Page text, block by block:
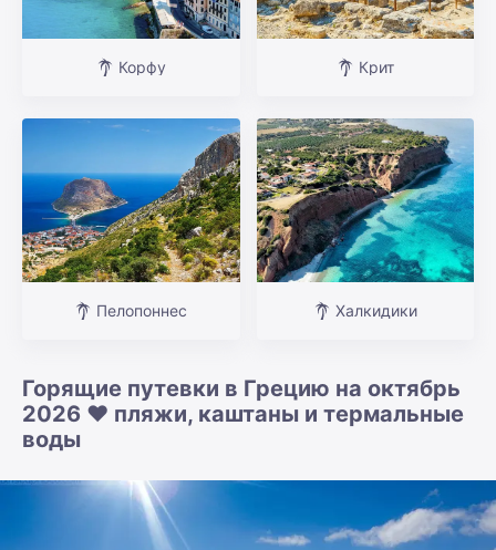
Корфу Крит
Пелопоннес Халкидики
Горящие путевки в Грецию на октябрь
2026 ❤️ пляжи, каштаны и термальные
воды